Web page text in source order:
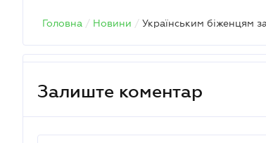
Головна / Новини /
Залиште коментар